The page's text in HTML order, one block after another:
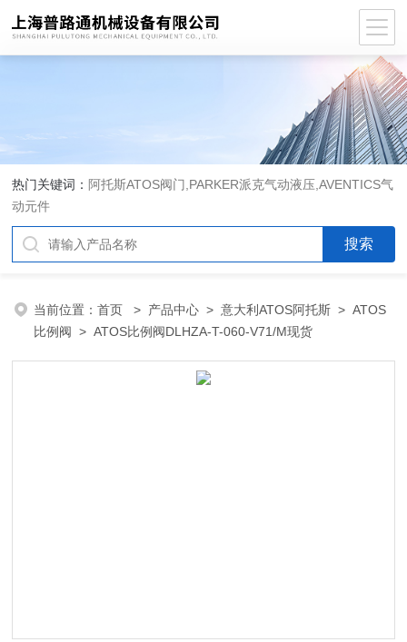
热门关键词： 阿托斯ATOS阀门,PARKER派克气动液压,AVENTICS气
动元件
当前位置：首页 > 产品中心 >意大利ATOS阿托斯 >ATOS
比例阀 > ATOS比例阀DLHZA-T-060-V71/M现货